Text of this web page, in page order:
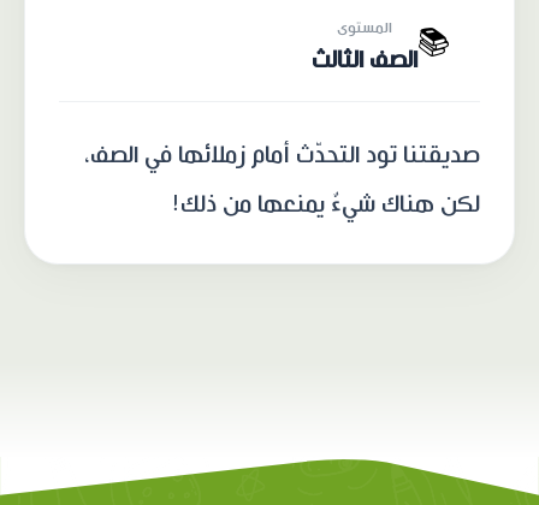
📚 المستوى
الصف الثالث
صديقتنا تود التحدّث أمام زملائها في الصف،
لكن هناك شيءٌ يمنعها من ذلك!